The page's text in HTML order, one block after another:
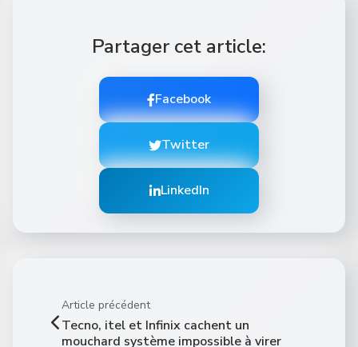
Partager cet article:
Facebook
Twitter
LinkedIn
Article précédent
Tecno, itel et Infinix cachent un
mouchard système impossible à virer